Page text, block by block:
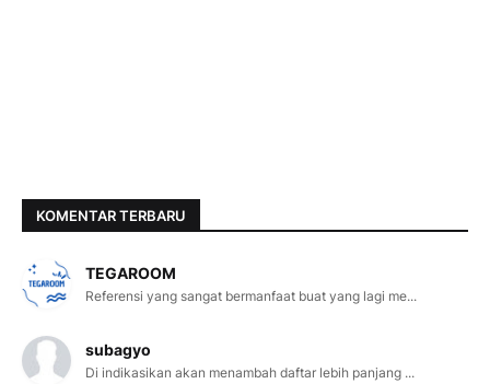
KOMENTAR TERBARU
TEGAROOM
Referensi yang sangat bermanfaat buat yang lagi me...
subagyo
Di indikasikan akan menambah daftar lebih panjang ...